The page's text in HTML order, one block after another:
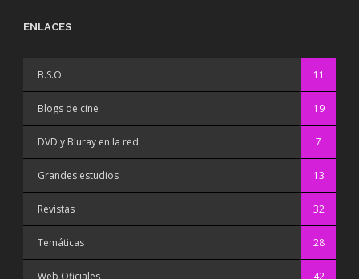
ENLACES
B.S.O 11
Blogs de cine 19
DVD y Bluray en la red 7
Grandes estudios 13
Revistas 32
Temáticas 28
Web Oficiales 42